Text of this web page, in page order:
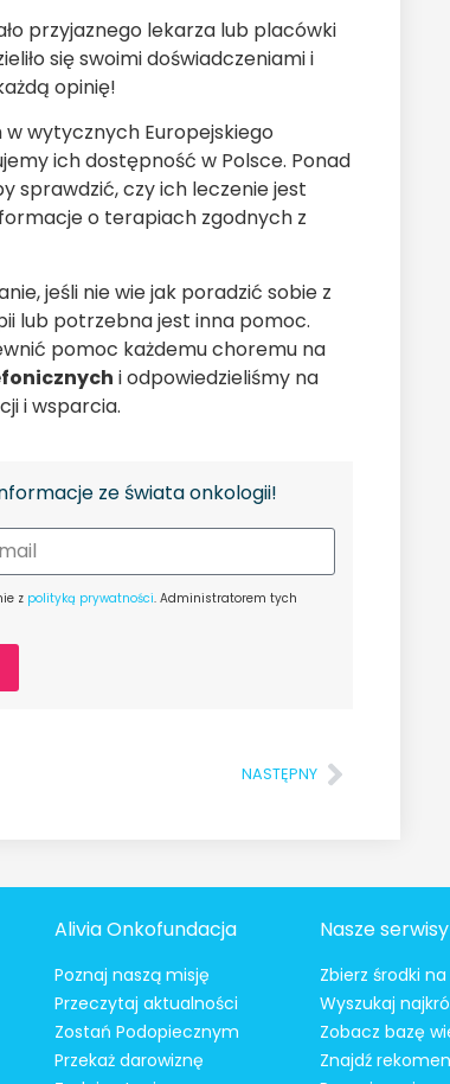
przyjaznego lekarza lub placówki
się swoimi doświadczeniami i
opinię!
wytycznych Europejskiego
ich dostępność w Polsce. Ponad
sprawdzić, czy ich leczenie jest
o terapiach zgodnych z
jeśli nie wie jak poradzić sobie z
lub potrzebna jest inna pomoc.
pomoc każdemu choremu na
i odpowiedzieliśmy na
i wsparcia.
ze świata onkologii!
z polityką prywatności. Administratorem tych
NASTĘPNY
Alivia Onkofundacja Nasze serwisy
Poznaj naszą misję
Przeczytaj aktualności
Zostań Podopiecznym
Przekaż darowiznę
Zbierz środki
Wyszukaj
Zobacz bazę
Znajdź